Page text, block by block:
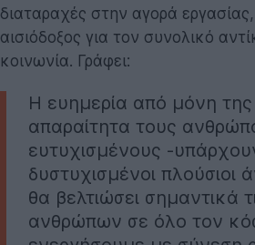
διαταραχές στην αγορά
αισιόδοξος για τον συνολικό
κοινωνία. Γράφει:
Η ευημερία από μόνη της
απαραίτητα τους
ευτυχισμένους -
δυστυχισμένοι πλούσιοι
θα βελτιώσει σημαντικά
ανθρώπων σε όλο τον